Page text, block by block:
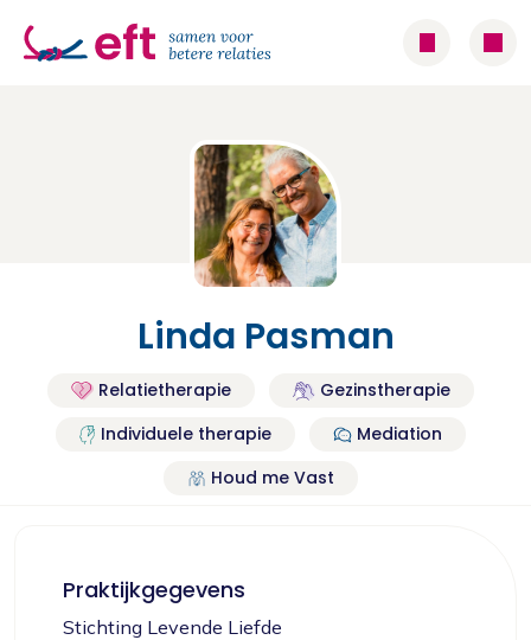
Linda Pasman
Relatietherapie
Gezinstherapie
Individuele therapie
Mediation
Houd me Vast
Praktijkgegevens
Stichting Levende Liefde